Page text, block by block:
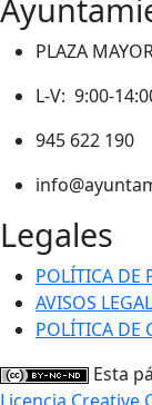
PLAZA
L-V: 9:00-
945 622 190
Legales
POLÍTICA DE
AVISOS
POLÍTICA DE
Esta